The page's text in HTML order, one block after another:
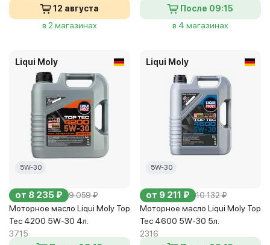
12 августа
в 2 магазинах
После 09:15
в 4 магазинах
Liqui Moly
5W-30
от 8 235 ₽ 9 059 ₽
Моторное масло Liqui Moly Top
Tec 4200 5W-30 4л.
3715
Liqui Moly
5W-30
от 9 211 ₽ 10 132 ₽
Моторное масло Liqui Moly Top
Tec 4600 5W-30 5л.
2316